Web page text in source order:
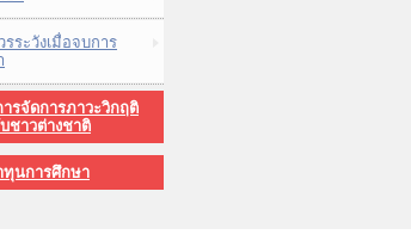
ระวังเมื่อจบการ
รจัดการภาวะวิกฤติ
ชาวต่างชาติ
นการศึกษา